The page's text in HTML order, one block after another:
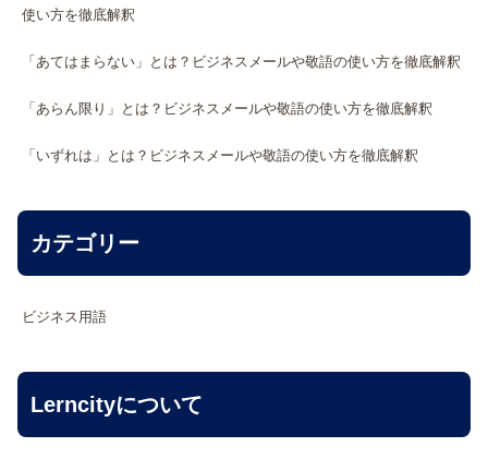
使い方を徹底解釈
「あてはまらない」とは？ビジネスメールや敬語の使い方を徹底解釈
「あらん限り」とは？ビジネスメールや敬語の使い方を徹底解釈
「いずれは」とは？ビジネスメールや敬語の使い方を徹底解釈
カテゴリー
ビジネス用語
Lerncityについて